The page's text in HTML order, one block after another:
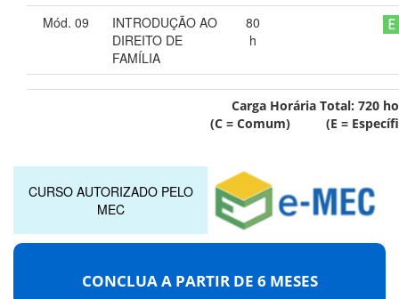
Mód. 09
INTRODUÇÃO AO
DIREITO DE
FAMÍLIA
80
h
Carga Horária Total: 720
(C = Comum) (E =
CURSO AUTORIZADO PELO
MEC
CONCLUA A PARTIR DE 6 MESES